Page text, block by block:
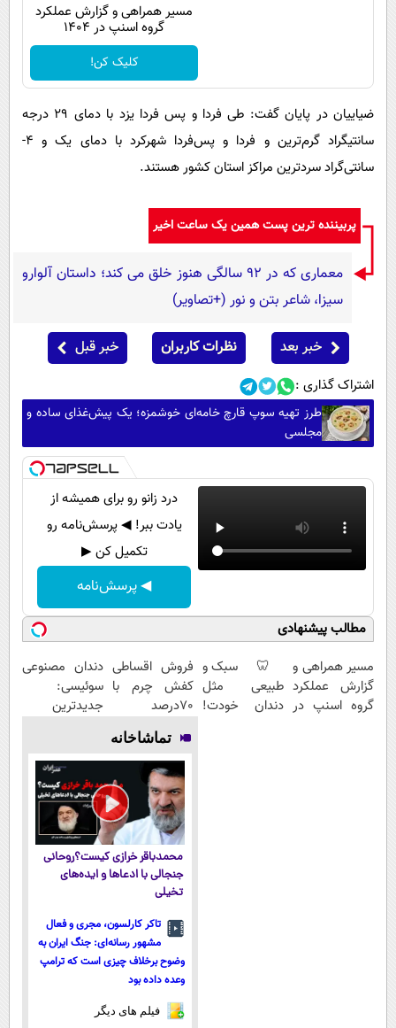
مسیر همراهی و گزارش عملکرد
گروه اسنپ در ۱۴۰۴
کلیک کن!
ضیاییان در پایان گفت: طی فردا و پس فردا یزد با دمای ۲۹ درجه
سانتیگراد گرم‌ترین و فردا و پس‌فردا شهرکرد با دمای یک و ۴-
سانتی‌گراد سردترین مراکز استان‌ کشور هستند.
پربیننده ترین پست همین یک ساعت اخیر
معماری که در 92 سالگی هنوز خلق می کند؛ داستان آلوارو
سیزا، شاعر بتن و نور (+تصاویر)
خبر بعد نظرات کاربران خبر قبل
اشتراک گذاری :
طرز تهیه سوپ قارچ خامه‌ای خوشمزه؛ یک پیش‌غذای ساده و
مجلسی
درد زانو رو برای همیشه از
یادت ببر! ◀ پرسش‌نامه رو
تکمیل کن ▶
◀ پرسش‌نامه
مطالب پیشنهادی
مسیر همراهی و
گزارش عملکرد
گروه اسنپ در
🦷 سبک و
طبیعی مثل
دندان خودت!
فروش اقساطی
کفش چرم با
70درصد
دندان مصنوعی
سوئیسی:
جدیدترین
پرداخت قسطی
تماشاخانه
محمدباقر خرازی کیست؟روحانی
جنجالی با ادعاها و ایده‌های
تخیلی
تاکر کارلسون، مجری و فعال
مشهور رسانه‌ای: جنگ ایران به
وضوح برخلاف چیزی است که ترامپ
وعده داده بود
فیلم های دیگر